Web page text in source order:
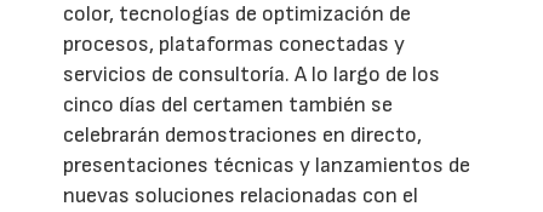
color, tecnologías de optimización de
procesos, plataformas conectadas y
servicios de consultoría. A lo largo de los
cinco días del certamen también se
celebrarán demostraciones en directo,
presentaciones técnicas y lanzamientos de
nuevas soluciones relacionadas con el